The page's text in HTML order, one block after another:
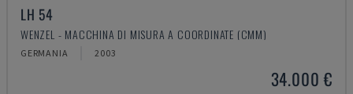
LH 54
WENZEL - MACCHINA DI MISURA A COORDINATE (CMM)
GERMANIA 2003
34.000 €